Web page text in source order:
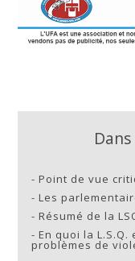
-Point de vue
-Les
-Résumé de la
-En quoi la
problèmes de